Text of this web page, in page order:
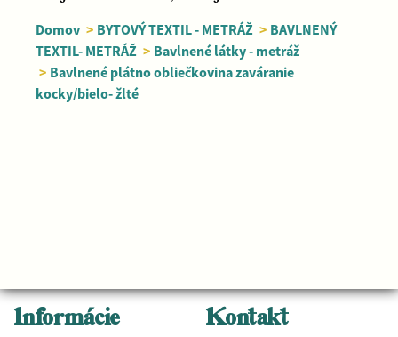
Domov > BYTOVÝ TEXTIL - METRÁŽ > BAVLNENÝ
TEXTIL- METRÁŽ > Bavlnené látky - metráž
> Bavlnené plátno obliečkovina zaváranie
kocky/bielo- žlté
Informácie Kontakt